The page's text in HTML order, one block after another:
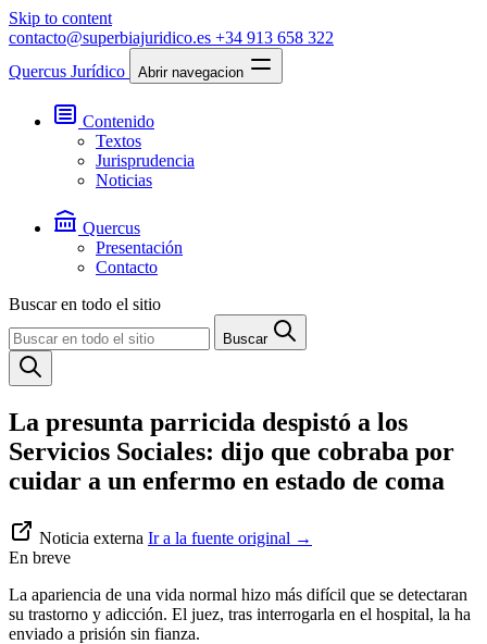
Skip to content
contacto@superbiajuridico.es +34 913 658 322
Quercus Jurídico
Abrir navegacion
Contenido
Textos
Jurisprudencia
Noticias
Quercus
Presentación
Contacto
Buscar en todo el sitio
Buscar
La presunta parricida despistó a los
Servicios Sociales: dijo que cobraba por
cuidar a un enfermo en estado de coma
Noticia externa Ir a la fuente original →
En breve
La apariencia de una vida normal hizo más difícil que se detectaran
su trastorno y adicción. El juez, tras interrogarla en el hospital, la ha
enviado a prisión sin fianza.